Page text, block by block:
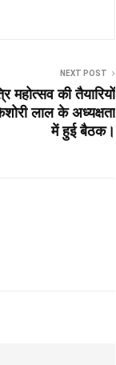
NEXT POST
महोत्सव की तैयारियों
लाल के अध्यक्षता
में हुई बैठक।